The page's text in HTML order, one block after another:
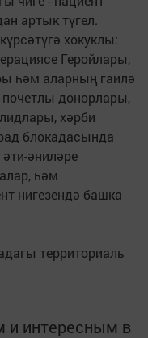
артык түгел.
хокуклы:
Геройлары,
һәм аларның гаилә
донорлары,
хәрби
блокадасында
әниләре
һәм
нигезендә башка
территориаль
интересным в